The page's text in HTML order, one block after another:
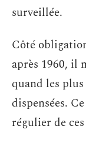
surveillée.
Côté
après 1960, il
quand les
dispensées.
régulier de